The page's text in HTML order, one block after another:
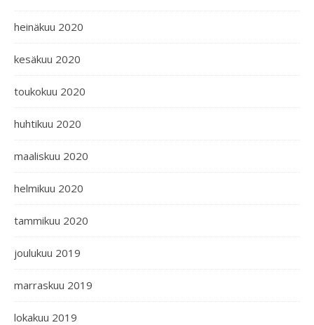
heinäkuu 2020
kesäkuu 2020
toukokuu 2020
huhtikuu 2020
maaliskuu 2020
helmikuu 2020
tammikuu 2020
joulukuu 2019
marraskuu 2019
lokakuu 2019